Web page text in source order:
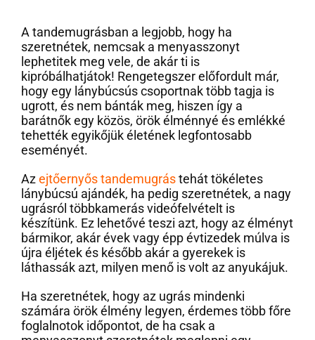
A tandemugrásban a legjobb, hogy ha
szeretnétek, nemcsak a menyasszonyt
lephetitek meg vele, de akár ti is
kipróbálhatjátok! Rengetegszer előfordult már,
hogy egy lánybúcsús csoportnak több tagja is
ugrott, és nem bánták meg, hiszen így a
barátnők egy közös, örök élménnyé és emlékké
tehették egyikőjük életének legfontosabb
eseményét.
Azejtőernyős tandemugrástehát tökéletes
lánybúcsú ajándék, ha pedig szeretnétek, a nagy
ugrásról többkamerás videófelvételt is
készítünk. Ez lehetővé teszi azt, hogy az élményt
bármikor, akár évek vagy épp évtizedek múlva is
újra éljétek és később akár a gyerekek is
láthassák azt, milyen menő is volt az anyukájuk.
Ha szeretnétek, hogy az ugrás mindenki
számára örök élmény legyen, érdemes több főre
foglalnotok időpontot, de ha csak a